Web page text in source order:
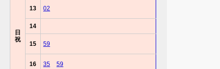
日
祝
13 02
14
15 59
16 35 59